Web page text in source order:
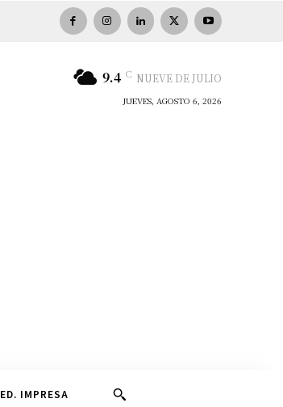
9.4 C NUEVE DE JULIO
JUEVES, AGOSTO 6, 2026
ED. IMPRESA